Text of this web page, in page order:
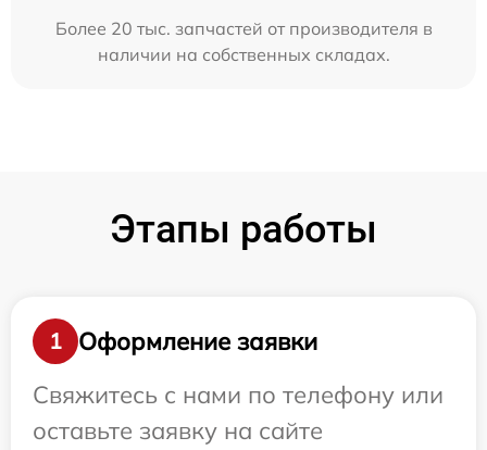
Более 20 тыс. запчастей от производителя в
наличии на собственных складах.
Этапы работы
1
Оформление заявки
Свяжитесь с нами по телефону или
оставьте заявку на сайте